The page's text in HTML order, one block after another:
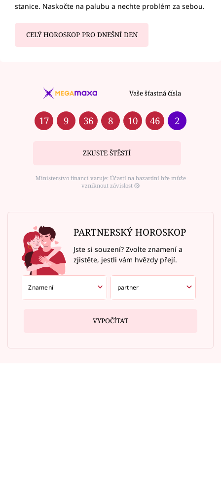
stanice. Naskočte na palubu a nechte problém za sebou.
CELÝ HOROSKOP PRO DNEŠNÍ DEN
Vaše šťastná čísla
17 9 36 8 10 46 2
ZKUSTE ŠTĚSTÍ
Ministerstvo financí varuje: Účastí na hazardní hře může
vzniknout závislost ⑱
PARTNERSKÝ HOROSKOP
Jste si souzení? Zvolte znamení a
zjistěte, jestli vám hvězdy přejí.
VYPOČÍTAT